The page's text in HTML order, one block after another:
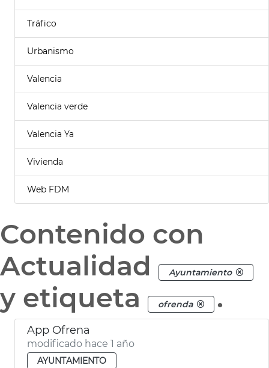
Tráfico
Urbanismo
Valencia
Valencia verde
Valencia Ya
Vivienda
Web FDM
Contenido con
Actualidad
Ayuntamiento
y etiqueta ofrenda .
App Ofrena
modificado hace 1 año
AYUNTAMIENTO